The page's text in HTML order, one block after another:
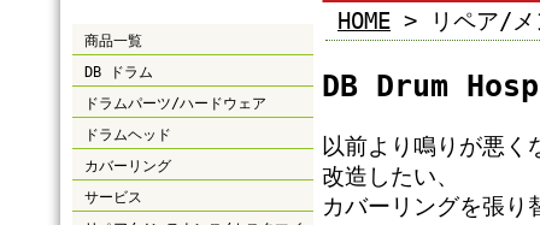
商品一覧
DB ドラム
ドラムパーツ/ハードウェア
ドラムヘッド
カバーリング
サービス
HOME > リペア/メ
DB Drum
以前より鳴りが悪く
改造したい、
カバーリングを張り